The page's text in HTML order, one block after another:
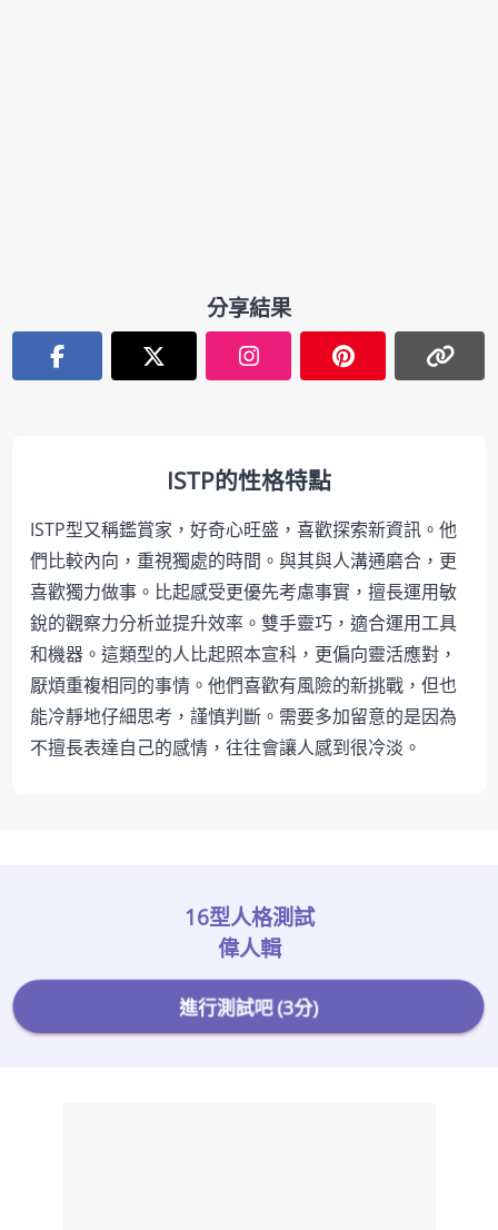
分享結果
ISTP的性格特點
ISTP型又稱鑑賞家，好奇心旺盛，喜歡探索新資訊。他
們比較內向，重視獨處的時間。與其與人溝通磨合，更
喜歡獨力做事。比起感受更優先考慮事實，擅長運用敏
銳的觀察力分析並提升效率。雙手靈巧，適合運用工具
和機器。這類型的人比起照本宣科，更偏向靈活應對，
厭煩重複相同的事情。他們喜歡有風險的新挑戰，但也
能冷靜地仔細思考，謹慎判斷。需要多加留意的是因為
不擅長表達自己的感情，往往會讓人感到很冷淡。
16型人格測試
偉人輯
進行測試吧 (3分)